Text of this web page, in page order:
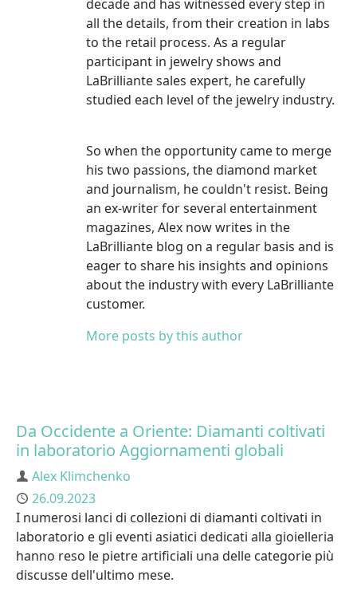
decade and has witnessed every step in
all the details, from their creation in labs
to the retail process. As a regular
participant in jewelry shows and
LaBrilliante sales expert, he carefully
studied each level of the jewelry industry.
So when the opportunity came to merge
his two passions, the diamond market
and journalism, he couldn't resist. Being
an ex-writer for several entertainment
magazines, Alex now writes in the
LaBrilliante blog on a regular basis and is
eager to share his insights and opinions
about the industry with every LaBrilliante
customer.
More posts by this author
Da Occidente a Oriente: Diamanti coltivati
in laboratorio Aggiornamenti globali
Author
Alex Klimchenko
Published
26.09.2023
I numerosi lanci di collezioni di diamanti coltivati in
laboratorio e gli eventi asiatici dedicati alla gioielleria
hanno reso le pietre artificiali una delle categorie più
discusse dell'ultimo mese.